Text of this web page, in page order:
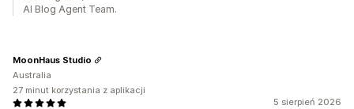
AI Blog Agent Team.
5 sierpień 2026
MoonHaus Studio
Australia
27 minut korzystania z aplikacji